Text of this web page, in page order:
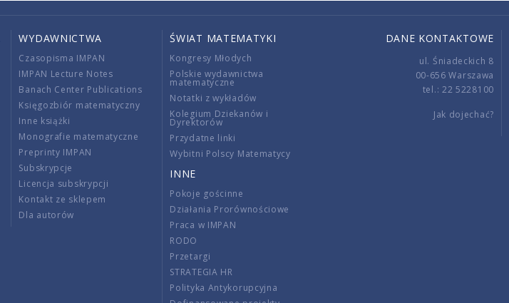
WYDAWNICTWA
Czasopisma IMPAN
IMPAN Lecture Notes
Banach Center Publications
Księgozbiór matematyczny
Inne książki
Monografie matematyczne
Preprinty IMPAN
Subskrypcje
Licencja subskrypcji
Kontakt ze sklepem
Dla autorów
ŚWIAT MATEMATYKI
Kongresy Młodych
Polskie wydawnictwa
matematyczne
Notatki z wykładów
Kolegium Dziekanów i
Dyrektorów
Przydatne linki
Wybitni Polscy Matematycy
INNE
Pokoje gościnne
Działania Prorównościowe
Praca w IMPAN
RODO
Przetargi
STRATEGIA HR
Polityka Antykorupcyjna
DANE KONTAKTOWE
ul. Śniadeckich 8
00-656 Warszawa
tel.: 22 5228100
Jak dojechać?